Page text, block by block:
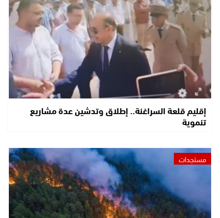
إقليم قلعة السراغنة.. إطلاق وتدشين عدة مشاريع
تنموية
مستجدات